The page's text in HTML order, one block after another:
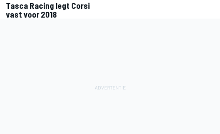
Tasca Racing legt Corsi
vast voor 2018